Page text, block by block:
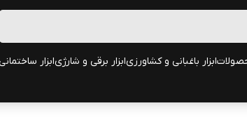
ابزار باغبانی و کشاورزیابزار برقی و شارژیابزار